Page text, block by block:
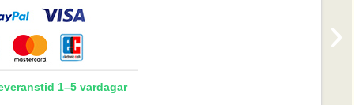
1–5 vardagar